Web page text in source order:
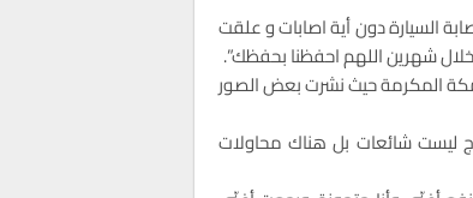
السيارة دون أية اصابات و علقت
شهرين اللهم احفظنا بحفظك”.
المكرمة حيث نشرت بعض الصور
ليست شائعات بل هناك محاولات